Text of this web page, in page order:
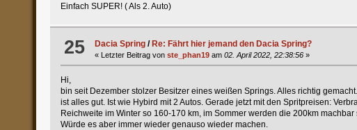
Einfach SUPER! ( Als 2. Auto)
25 Dacia Spring /Re: Fährt hier jemand den Dacia Spring?
« Letzter Beitrag vonste_phan19 am 02. April 2022, 22:38:56 »
Hi,
bin seit Dezember stolzer Besitzer eines weißen Springs. Alles richtig
ist alles gut. Ist wie Hybird mit 2 Autos. Gerade jetzt mit den Spritpreisen:
Reichweite im Winter so 160-170 km, im Sommer werden die 200km
Würde es aber immer wieder genauso wieder machen.